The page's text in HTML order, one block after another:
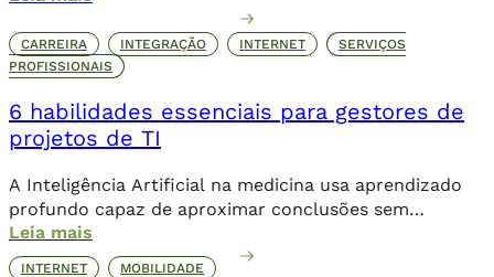
CARREIRA INTEGRAÇÃO INTERNET
SERVIÇOS
PROFISSIONAIS
6 habilidades essenciais para gestores de
projetos de TI
A Inteligência Artificial na medicina usa aprendizado
profundo capaz de aproximar conclusões sem
necessariamente a contribuição humana de forma
direta.
Leia mais
INTERNET MOBILIDADE